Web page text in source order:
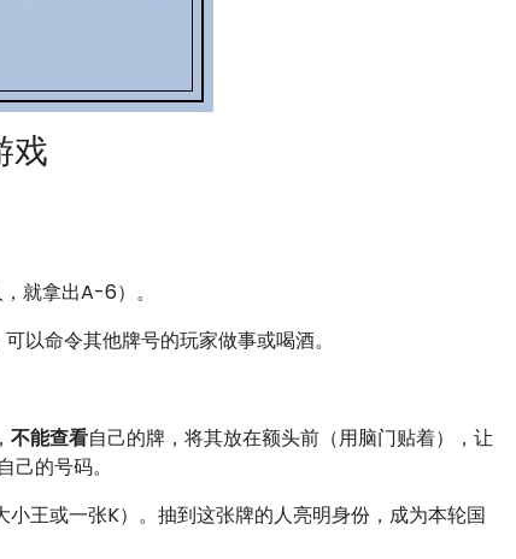
戏
就拿出A-6）。
以命令其他牌号的玩家做事或喝酒。
不能查看自己的牌，将其放在额头前（用脑门贴着），让
的号码。
小王或一张K）。抽到这张牌的人亮明身份，成为本轮国